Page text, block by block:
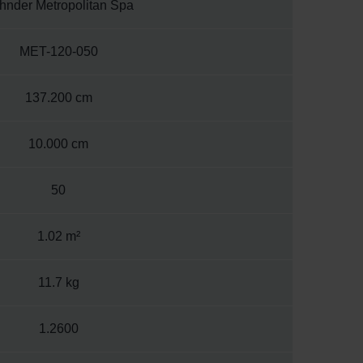
Metropolitan Spa
MET-120-050
137.200 cm
10.000 cm
50
1.02 m²
11.7 kg
1.2600